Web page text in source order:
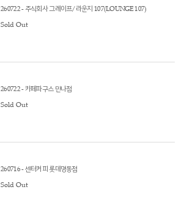
260722 - 주식회사 그레이프/라운지 107(LOUNGE 107)
Sold Out
260722 - 카페파구스 만나점
Sold Out
260716 - 센터커피 롯데명동점
Sold Out